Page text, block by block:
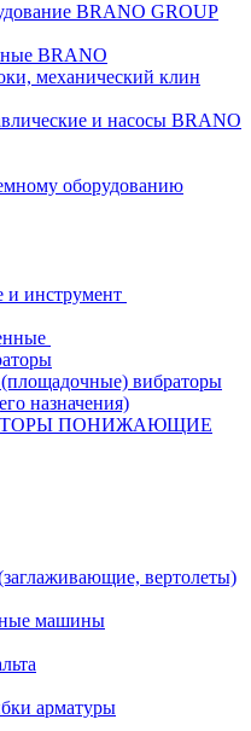
BRANO GROUP
BRANO
механический клин
и насосы BRANO
оборудованию
и инструмент
вибраторы
назначения)
ПОНИЖАЮЩИЕ
вертолеты)
машины
арматуры